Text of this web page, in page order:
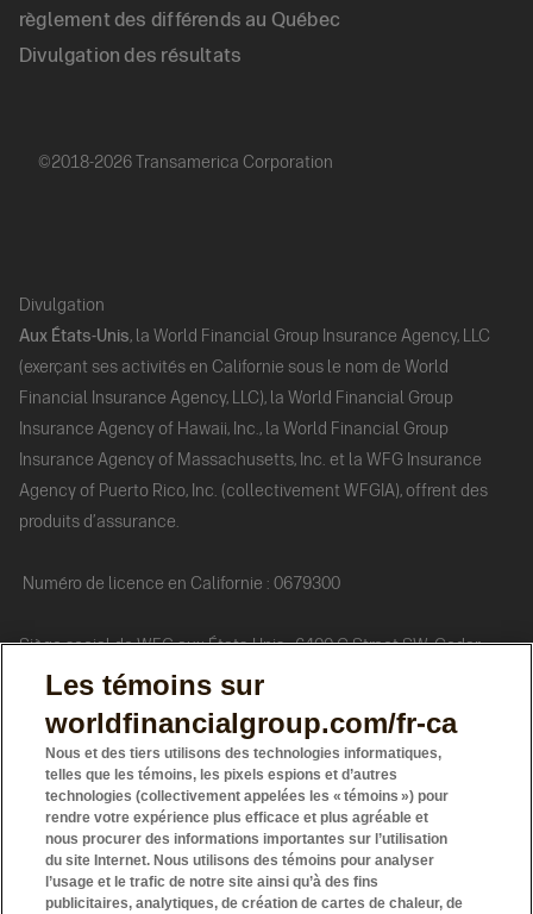
règlement des différends au Québec
Divulgation des résultats
©2018-2026 Transamerica Corporation
Divulgation
Aux États-Unis, la World Financial Group Insurance Agency, LLC
(exerçant ses activités en Californie sous le nom de World
Financial Insurance Agency, LLC), la World Financial Group
Insurance Agency of Hawaii, Inc., la World Financial Group
Insurance Agency of Massachusetts, Inc. et la WFG Insurance
Agency of Puerto Rico, Inc. (collectivement WFGIA), offrent des
produits d’assurance.
Numéro de licence en Californie : 0679300
Siège social de WFG aux États-Unis : 6400 C Street SW, Cedar
Rapids, IA 52499, téléphone : 770 453-9300
Au Canada , l’Agence d’Assurance Groupe Financier Mondial Du
Canada Inc. (AAGFM) offre de l’assurance vie et des fonds
distincts.
La société WFG Valeurs Mobilières Inc. (WFGS) offre des fonds
communs de placement.
Les témoins sur
worldfinancialgroup.com/fr-ca
Nous et des tiers utilisons des technologies informatiques,
telles que les témoins, les pixels espions et d’autres
technologies (collectivement appelées les « témoins ») pour
rendre votre expérience plus efficace et plus agréable et
nous procurer des informations importantes sur l’utilisation
du site Internet. Nous utilisons des témoins pour analyser
l’usage et le trafic de notre site ainsi qu’à des fins
publicitaires, analytiques, de création de cartes de chaleur, de